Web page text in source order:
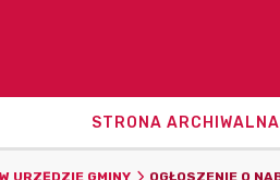
STRONA ARCHIWALNA
URZĘDZIE GMINY